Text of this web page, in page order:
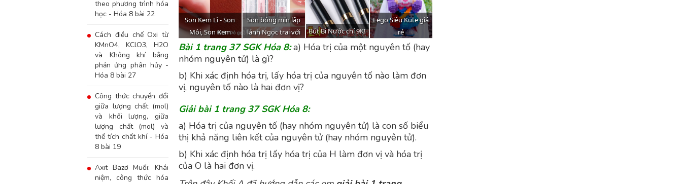
theo phương trình hóa
học - Hóa 8 bài 22
Cách điều chế Oxi từ
KMnO4, KClO3, H2O
và Không khí bằng
phản ứng phân hủy -
Hóa 8 bài 27
Công thức chuyển đổi
giữa lượng chất (mol)
và khối lượng, giữa
lượng chất (mol) và
thể tích chất khí - Hóa
8 bài 19
Axit Bazơ Muối: Khái
niệm, công thức hóa
Bài 1 trang 37 SGK Hóa 8:a) Hóa trị của một nguyên tố (hay
nhóm nguyên tử) là gì?
b) Khi xác định hóa trị, lấy hóa trị của nguyên tố nào làm đơn
vị, nguyên tố nào là hai đơn vị?
Giải bài 1 trang 37 SGK Hóa 8:
a) Hóa trị của nguyên tố (hay nhóm nguyên tử) là con số biểu
thị khả năng liên kết của nguyên tử (hay nhóm nguyên tử).
b) Khi xác định hóa trị lấy hóa trị của H làm đơn vị và hóa trị
của O là hai đơn vị.